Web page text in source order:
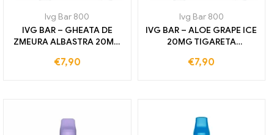
Ivg Bar 800
IVG BAR – GHEATA DE
ZMEURA ALBASTRA 20MG
DE UNA unica folosinta 800
€7,90
Ivg Bar 800
IVG BAR – ALOE GRAPE ICE
20MG TIGARETA
unica folosinta 800
€7,90